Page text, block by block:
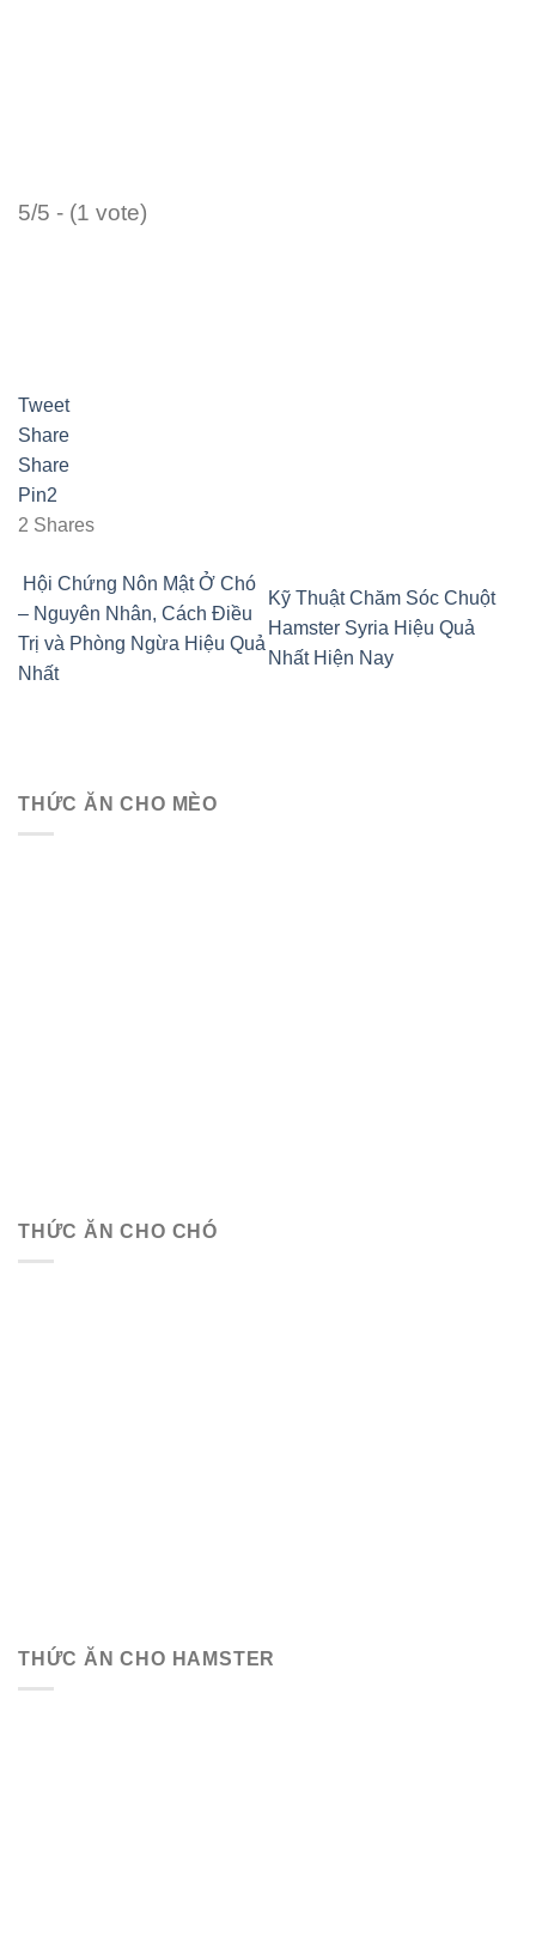
5/5 - (1 vote)
Tweet
Share
Share
Pin2
2 Shares
Hội Chứng Nôn Mật Ở Chó
– Nguyên Nhân, Cách Điều
Trị và Phòng Ngừa Hiệu Quả
Nhất
Kỹ Thuật Chăm Sóc Chuột
Hamster Syria Hiệu Quả
Nhất Hiện Nay
THỨC ĂN CHO MÈO
THỨC ĂN CHO CHÓ
THỨC ĂN CHO HAMSTER